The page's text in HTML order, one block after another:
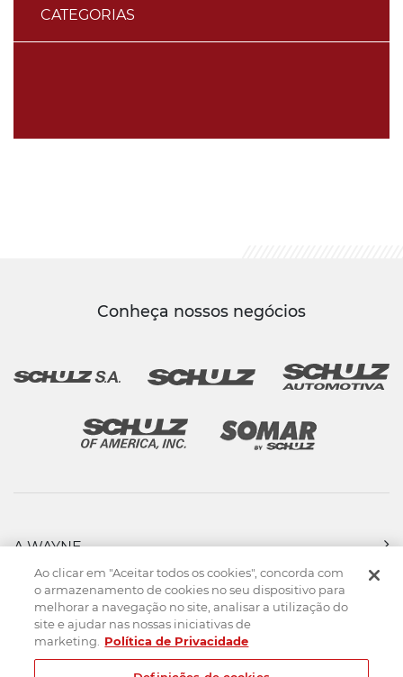
CATEGORIAS
Conheça nossos negócios
A WAYNE
PRODUTOS
FORÇA DE VENDAS
ASSISTÊNCIA TÉCNICA
DOWNLOADS
CONTATO
Ao clicar em "Aceitar todos os cookies", concorda com
o armazenamento de cookies no seu dispositivo para
melhorar a navegação no site, analisar a utilização do
site e ajudar nas nossas iniciativas de
marketing.
Política de Privacidade